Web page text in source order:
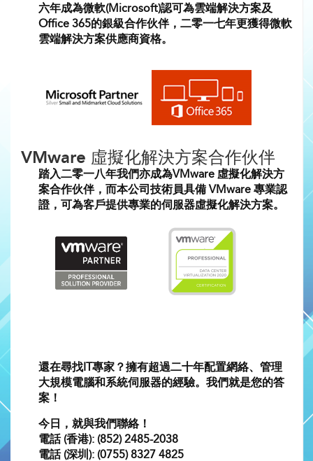
六年成為微軟(Microsoft)認可為雲端解決方案及
Office 365的銀級合作伙伴，二零一七年更獲得微軟
雲端解決方案供應商資格。
VMware 虛擬化解決方案合作伙伴
踏入二零一八年我們亦成為VMware 虛擬化解決方
案合作伙伴，而本公司技術員具備 VMware 專業認
證，可為客戶提供專業的伺服器虛擬化解決方案。
還在尋找IT專家？擁有超過二十年配置網絡、管理
大規模電腦和系統伺服器的經驗。我們就是您的答
案！
今日，就與我們聯絡！
電話 (香港): (852) 2485-2038
電話 (深圳): (0755) 8327 4825